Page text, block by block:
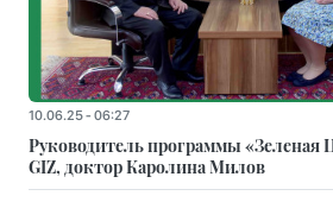
10.06.25 - 06:27
Руководитель программы «Зеленая
GIZ, доктор Каролина Милов